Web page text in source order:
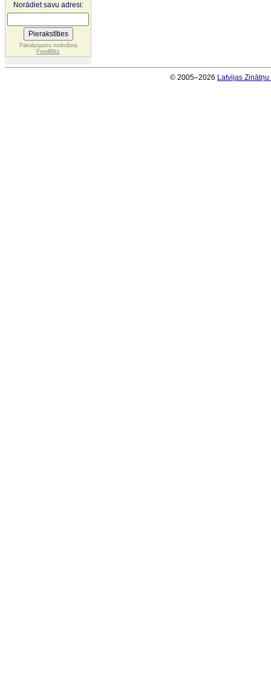
Norādiet savu adresi:
Pakalpojumu nodrošina
FeedBlitz
© 2005–2026 Latvijas